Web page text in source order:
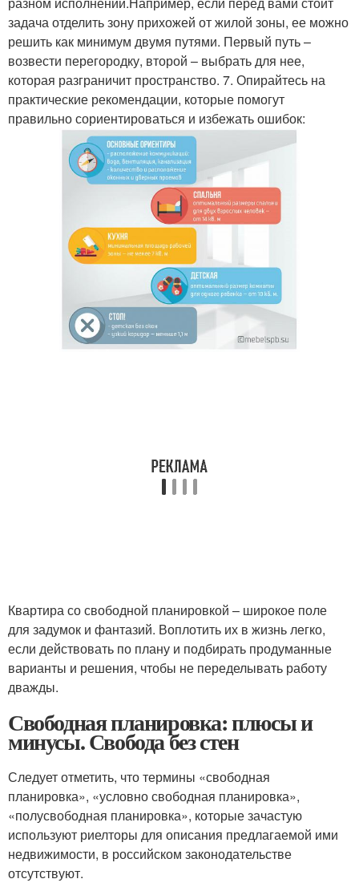
задача отделить зону прихожей от жилой зоны, ее можно
решить как минимум двумя путями. Первый путь –
возвести перегородку, второй – выбрать для нее,
которая разграничит пространство. 7. Опирайтесь на
практические рекомендации, которые помогут
правильно сориентироваться и избежать ошибок:
Квартира со свободной планировкой – широкое поле
для задумок и фантазий. Воплотить их в жизнь легко,
если действовать по плану и подбирать продуманные
варианты и решения, чтобы не переделывать работу
дважды.
Свободная планировка: плюсы и
минусы. Свобода без стен
Следует отметить, что термины «свободная
планировка», «условно свободная планировка»,
«полусвободная планировка», которые зачастую
используют риелторы для описания предлагаемой ими
недвижимости, в российском законодательстве
отсутствуют.